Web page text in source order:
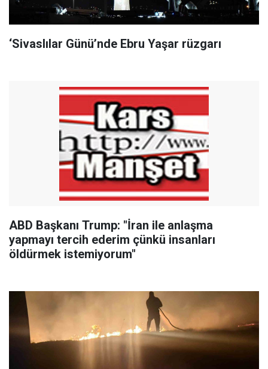
‘Sivaslılar Günü’nde Ebru Yaşar rüzgarı
ABD Başkanı Trump: "İran ile anlaşma
yapmayı tercih ederim çünkü insanları
öldürmek istemiyorum"